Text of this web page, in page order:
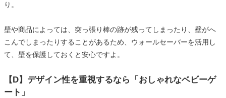
り。
壁や商品によっては、突っ張り棒の跡が残ってしまったり、壁がへ
こんでしまったりすることがあるため、ウォールセーバーを活用し
て、壁を保護しておくと安心ですよ。
【D】デザイン性を重視するなら「おしゃれなベビーゲ
ート」